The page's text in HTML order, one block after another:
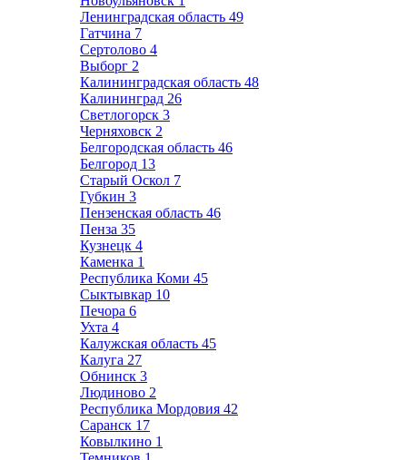
Ленинградская область 49
Гатчина 7
Сертолово 4
Выборг 2
Калининградская область 48
Калининград 26
Светлогорск 3
Черняховск 2
Белгородская область 46
Белгород 13
Старый Оскол 7
Губкин 3
Пензенская область 46
Пенза 35
Кузнецк 4
Каменка 1
Республика Коми 45
Сыктывкар 10
Печора 6
Ухта 4
Калужская область 45
Калуга 27
Обнинск 3
Людиново 2
Республика Мордовия 42
Саранск 17
Ковылкино 1